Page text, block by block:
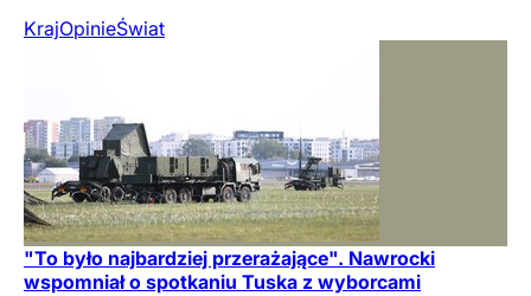
KrajOpinieŚwiat
"To było najbardziej przerażające". Nawrocki
wspomniał o spotkaniu Tuska z wyborcami